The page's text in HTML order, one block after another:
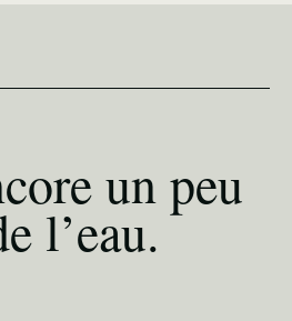
un peu
l’eau.